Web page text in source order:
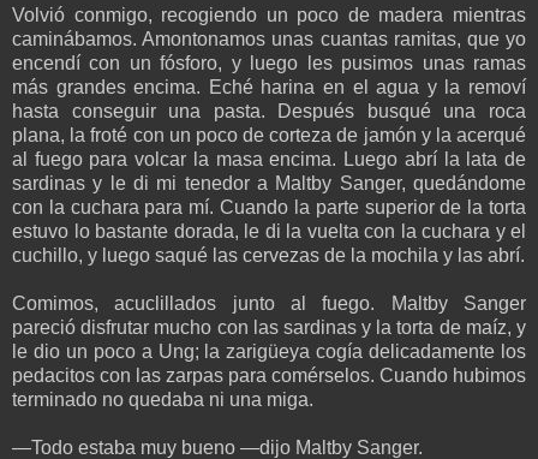
Volvió conmigo, recogiendo un poco de madera mientras
caminábamos. Amontonamos unas cuantas ramitas, que yo
encendí con un fósforo, y luego les pusimos unas ramas
más grandes encima. Eché harina en el agua y la removí
hasta conseguir una pasta. Después busqué una roca
plana, la froté con un poco de corteza de jamón y la acerqué
al fuego para volcar la masa encima. Luego abrí la lata de
sardinas y le di mi tenedor a Maltby Sanger, quedándome
con la cuchara para mí. Cuando la parte superior de la torta
estuvo lo bastante dorada, le di la vuelta con la cuchara y el
cuchillo, y luego saqué las cervezas de la mochila y las abrí.
Comimos, acuclillados junto al fuego. Maltby Sanger
pareció disfrutar mucho con las sardinas y la torta de maíz, y
le dio un poco a Ung; la zarigüeya cogía delicadamente los
pedacitos con las zarpas para comérselos. Cuando hubimos
terminado no quedaba ni una miga.
—Todo estaba muy bueno —dijo Maltby Sanger.